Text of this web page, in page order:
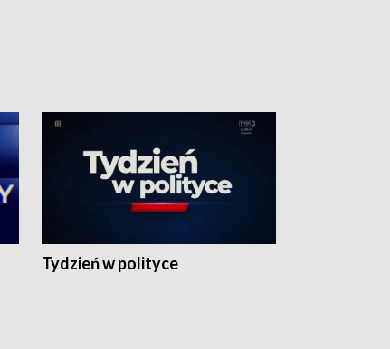
Tydzień w polityce